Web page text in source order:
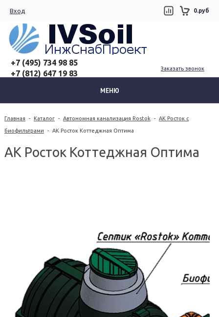
Вход 0.руб
+7 (495) 734 98 85
+7 (812) 647 19 83
Заказать звонок
МЕНЮ
Главная - Каталог - Автономная канализация Rostok - АК Росток с
биофильтрами - АК Росток Коттеджная Оптима
АК Росток Коттеджная Оптима